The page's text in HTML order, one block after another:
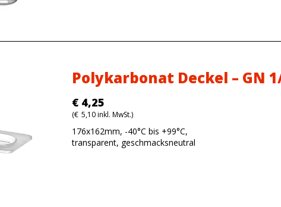
Polykarbonat Deckel – GN
€ 4,25
(€ 5,10inkl. MwSt.)
176x162mm, -40°C bis +99°C,
transparent, geschmacksneutral